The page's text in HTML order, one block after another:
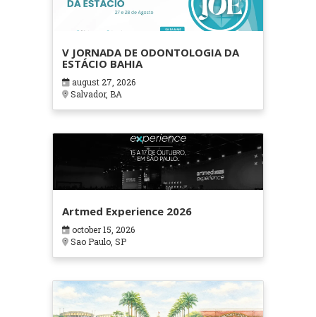
V JORNADA DE ODONTOLOGIA DA
ESTÁCIO BAHIA
august 27, 2026
Salvador, BA
Artmed Experience 2026
october 15, 2026
Sao Paulo, SP